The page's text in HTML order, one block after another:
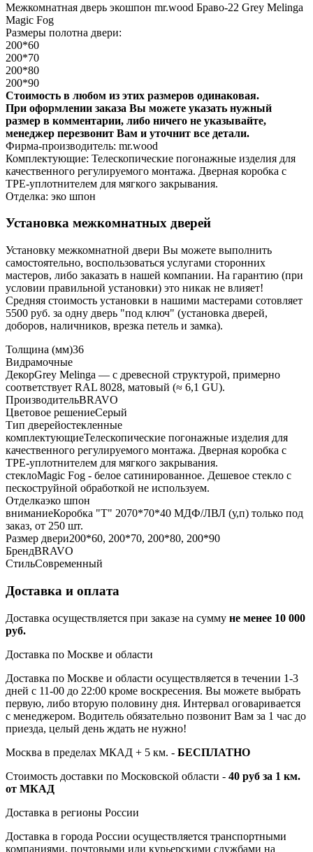
Межкомнатная дверь экошпон mr.wood Браво-22 Grey Melinga
Magic Fog
Размеры полотна двери:
200*60
200*70
200*80
200*90
Стоимость в любом из этих размеров одинаковая.
При оформлении заказа Вы можете указать нужный
размер в комментарии, либо ничего не указывайте,
менеджер перезвонит Вам и уточнит все детали.
Фирма-производитель: mr.wood
Комплектующие: Телескопические погонажные изделия для
качественного регулируемого монтажа. Дверная коробка с
TPE-уплотнителем для мягкого закрывания.
Отделка: эко шпон
Установка межкомнатных дверей
Установку межкомнатной двери Вы можете выполнить
самостоятельно, воспользоваться услугами сторонних
мастеров, либо заказать в нашей компании. На гарантию (при
условии правильной установки) это никак не влияет!
Средняя стоимость установки в нашими мастерами сотовляет
5500 руб. за одну дверь "под ключ" (установка дверей,
доборов, наличников, врезка петель и замка).
Толщина (мм)36
Видрамочные
ДекорGrey Melinga — с древесной структурой, примерно
соответствует RAL 8028, матовый (≈ 6,1 GU).
ПроизводительBRAVO
Цветовое решениеСерый
Тип дверейостекленные
комплектующиеТелескопические погонажные изделия для
качественного регулируемого монтажа. Дверная коробка с
TPE-уплотнителем для мягкого закрывания.
стеклоMagic Fog - белое сатинированное. Дешевое стекло с
пескоструйной обработкой не используем.
Отделкаэко шпон
вниманиеКоробка "Т" 2070*70*40 МДФ/ЛВЛ (у,п) только под
заказ, от 250 шт.
Размер двери200*60, 200*70, 200*80, 200*90
БрендBRAVO
СтильСовременный
Доставка и оплата
Доставка осуществляется при заказе на сумму не менее 10 000
руб.
Доставка по Москве и области
Доставка по Москве и области осуществляется в течении 1-3
дней с 11-00 до 22:00 кроме воскресения. Вы можете выбрать
первую, либо вторую половину дня. Интервал оговаривается
с менеджером. Водитель обязательно позвонит Вам за 1 час до
приезда, целый день ждать не нужно!
Москва в пределах МКАД + 5 км. - БЕСПЛАТНО
Стоимость доставки по Московской области - 40 руб за 1 км.
от МКАД
Доставка в регионы России
Доставка в города России осуществляется транспортными
компаниями, почтовыми или курьерскими службами на